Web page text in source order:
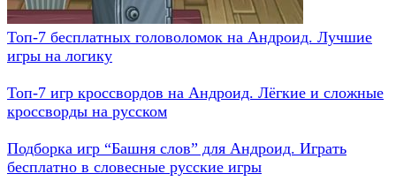
Топ-7 бесплатных головоломок на Андроид. Лучшие
игры на логику
Топ-7 игр кроссвордов на Андроид. Лёгкие и сложные
кроссворды на русском
Подборка игр “Башня слов” для Андроид. Играть
бесплатно в словесные русские игры